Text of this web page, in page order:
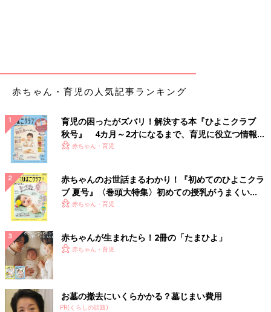
赤ちゃん・育児の人気記事ランキング
育児の困ったがズバリ！解決する本『ひよこクラブ
秋号』 4カ月～2才になるまで、育児に役立つ情報が
いっぱい！
赤ちゃん・育児
赤ちゃんのお世話まるわかり！『初めてのひよこクラ
ブ 夏号』〈巻頭大特集〉初めての授乳がうまくい
く！ おっぱい・ミルクの基本と夏のトラブル 解決テ
赤ちゃん・育児
赤ちゃんが生まれたら！2冊の「たまひよ」
赤ちゃん・育児
お墓の撤去にいくらかかる？墓じまい費用
PR(くらしの話題)